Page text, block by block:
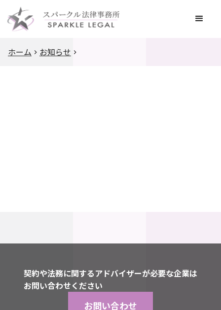
ホーム お知らせ
契約や法務に関するアドバイザーが必要な企業は
お問い合わせください
お問い合わせ